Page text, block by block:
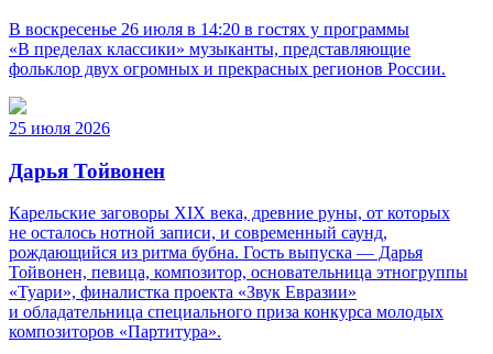
В воскресенье 26 июля в 14:20 в гостях у программы
«В пределах классики» музыканты, представляющие
фольклор двух огромных и прекрасных регионов России.
25 июля 2026
Дарья Тойвонен
Карельские заговоры XIX века, древние руны, от которых
не осталось нотной записи, и современный саунд,
рождающийся из ритма бубна. Гость выпуска — Дарья
Тойвонен, певица, композитор, основательница этногруппы
«Туари», финалистка проекта «Звук Евразии»
и обладательница специального приза конкурса молодых
композиторов «Партитура».